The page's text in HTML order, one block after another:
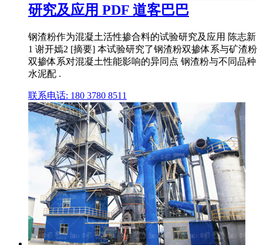
研究及应用 PDF 道客巴巴
钢渣粉作为混凝土活性掺合料的试验研究及应用 陈志新
1 谢开嫣2 [摘要] 本试验研究了钢渣粉双掺体系与矿渣粉
双掺体系对混凝土性能影响的异同点 钢渣粉与不同品种
水泥配 .
联系电话: 180 3780 8511